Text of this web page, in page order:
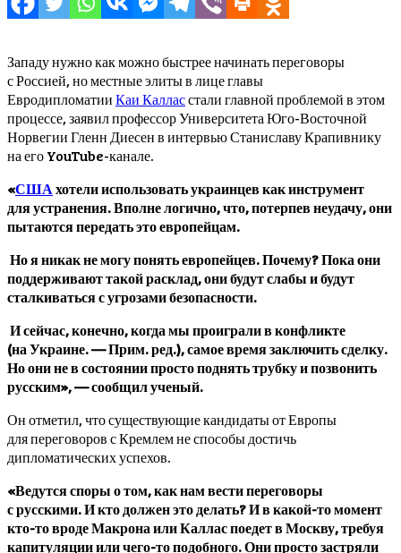
Западу нужно как можно быстрее начинать переговоры
с Россией, но местные элиты в лице главы
ЕвродипломатииКаи Калласстали главной проблемой в этом
процессе, заявил профессор Университета Юго-Восточной
Норвегии Гленн Диесен в интервью Станиславу Крапивнику
на его YouTube-канале.
«СШАхотели использовать украинцев как инструмент
для устранения. Вполне логично, что, потерпев неудачу, они
пытаются передать это европейцам.
Но я никак не могу понять европейцев. Почему? Пока они
поддерживают такой расклад, они будут слабы и будут
сталкиваться с угрозами безопасности.
И сейчас, конечно, когда мы проиграли в конфликте
(на Украине. — Прим. ред.), самое время заключить сделку.
Но они не в состоянии просто поднять трубку и позвонить
русским», — сообщил ученый.
Он отметил, что существующие кандидаты от Европы
для переговоров с Кремлем не способы достичь
дипломатических успехов.
«Ведутся споры о том, как нам вести переговоры
с русскими. И кто должен это делать? И в какой-то момент
кто-то вроде Макрона или Каллас поедет в Москву, требуя
капитуляции или чего-то подобного. Они просто застряли